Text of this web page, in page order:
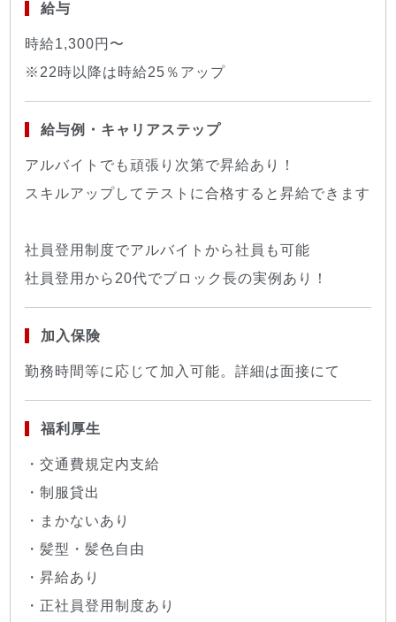
給与
時給1,300円〜
※22時以降は時給25％アップ
給与例・キャリアステップ
アルバイトでも頑張り次第で昇給あり！
スキルアップしてテストに合格すると昇給できます
社員登用制度でアルバイトから社員も可能
社員登用から20代でブロック長の実例あり！
加入保険
勤務時間等に応じて加入可能。詳細は面接にて
福利厚生
・交通費規定内支給
・制服貸出
・まかないあり
・髪型・髪色自由
・昇給あり
・正社員登用制度あり